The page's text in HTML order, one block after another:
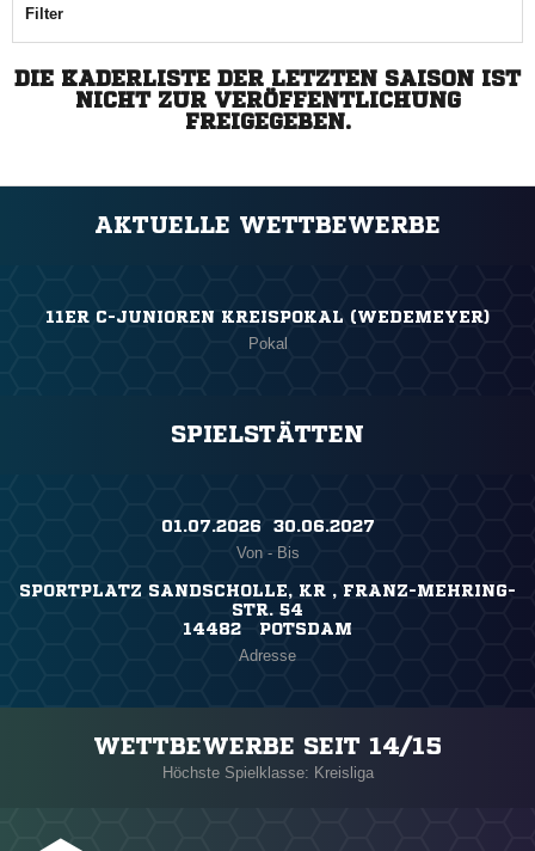
Filter
DIE KADERLISTE DER LETZTEN SAISON IST
NICHT ZUR VERÖFFENTLICHUNG
FREIGEGEBEN.
AKTUELLE WETTBEWERBE
11ER C-JUNIOREN KREISPOKAL (WEDEMEYER)
Pokal
SPIELSTÄTTEN
01.07.2026 ​ 30.06.2027
Von - Bis
SPORTPLATZ SANDSCHOLLE, KR , FRANZ-MEHRING-
STR. 54
14482 POTSDAM
Adresse
WETTBEWERBE SEIT 14/15
Höchste Spielklasse: Kreisliga